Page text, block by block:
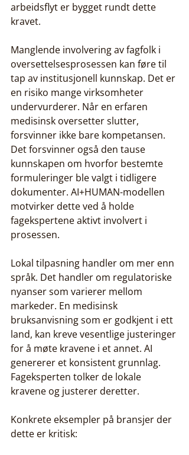
arbeidsflyt er bygget rundt dette
kravet.
Manglende involvering av fagfolk i
oversettelsesprosessen kan føre til
tap av institusjonell kunnskap. Det er
en risiko mange virksomheter
undervurderer. Når en erfaren
medisinsk oversetter slutter,
forsvinner ikke bare kompetansen.
Det forsvinner også den tause
kunnskapen om hvorfor bestemte
formuleringer ble valgt i tidligere
dokumenter. AI+HUMAN-modellen
motvirker dette ved å holde
fagekspertene aktivt involvert i
prosessen.
Lokal tilpasning handler om mer enn
språk. Det handler om regulatoriske
nyanser som varierer mellom
markeder. En medisinsk
bruksanvisning som er godkjent i ett
land, kan kreve vesentlige justeringer
for å møte kravene i et annet. AI
genererer et konsistent grunnlag.
Fageksperten tolker de lokale
kravene og justerer deretter.
Konkrete eksempler på bransjer der
dette er kritisk: